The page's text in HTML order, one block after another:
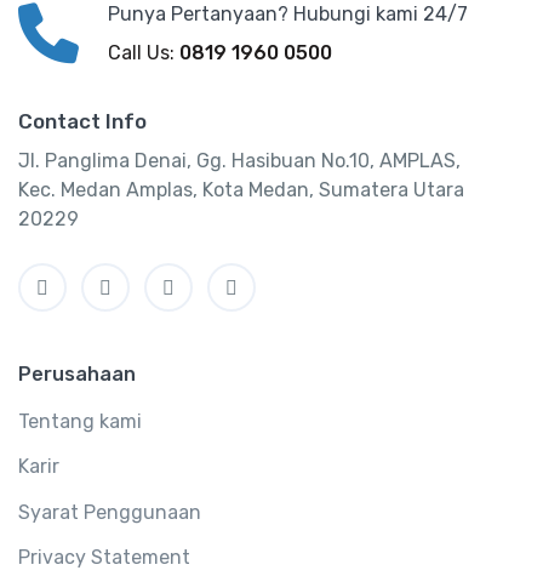
Punya Pertanyaan? Hubungi kami 24/7
Call Us: 0819 1960 0500
Contact Info
Jl. Panglima Denai, Gg. Hasibuan No.10, AMPLAS,
Kec. Medan Amplas, Kota Medan, Sumatera Utara
20229
Perusahaan
Tentang kami
Karir
Syarat Penggunaan
Privacy Statement